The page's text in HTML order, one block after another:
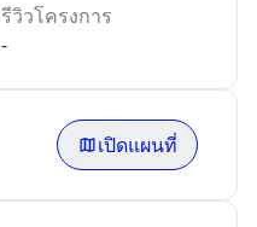
รีวิวโครงการ
-
เปิดแผนที่